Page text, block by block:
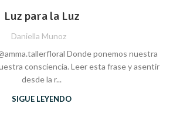
Luz para la Luz
Daniella Munoz
Donde ponemos nuestra
consciencia. Leer esta frase y asentir
desde la r...
SIGUE LEYENDO